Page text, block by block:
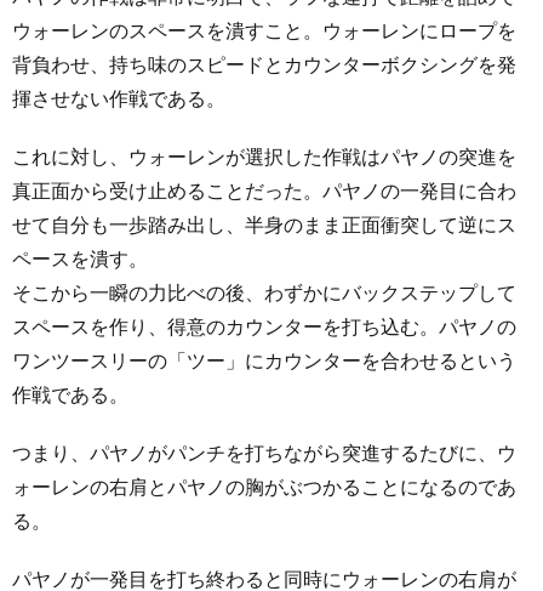
ウォーレンのスペースを潰すこと。ウォーレンにロープを
背負わせ、持ち味のスピードとカウンターボクシングを発
揮させない作戦である。
これに対し、ウォーレンが選択した作戦はパヤノの突進を
真正面から受け止めることだった。パヤノの一発目に合わ
せて自分も一歩踏み出し、半身のまま正面衝突して逆にス
ペースを潰す。
そこから一瞬の力比べの後、わずかにバックステップして
スペースを作り、得意のカウンターを打ち込む。パヤノの
ワンツースリーの「ツー」にカウンターを合わせるという
作戦である。
つまり、パヤノがパンチを打ちながら突進するたびに、ウ
ォーレンの右肩とパヤノの胸がぶつかることになるのであ
る。
パヤノが一発目を打ち終わると同時にウォーレンの右肩が